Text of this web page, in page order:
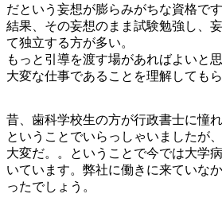
だという妄想が膨らみがちな資格です
結果、その妄想のまま試験勉強し、
て独立する方が多い。
もっと引導を渡す場があればよいと
大変な仕事であることを理解しても
昔、歯科学校生の方が行政書士に憧
ということでいらっしゃいましたが
大変だ。。ということで今では大学
いています。弊社に働きに来ていな
ったでしょう。